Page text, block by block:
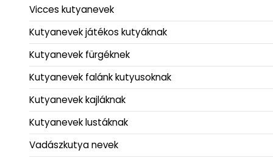
Vicces kutyanevek
Kutyanevek játékos kutyáknak
Kutyanevek fürgéknek
Kutyanevek falánk kutyusoknak
Kutyanevek kajláknak
Kutyanevek lustáknak
Vadászkutya nevek